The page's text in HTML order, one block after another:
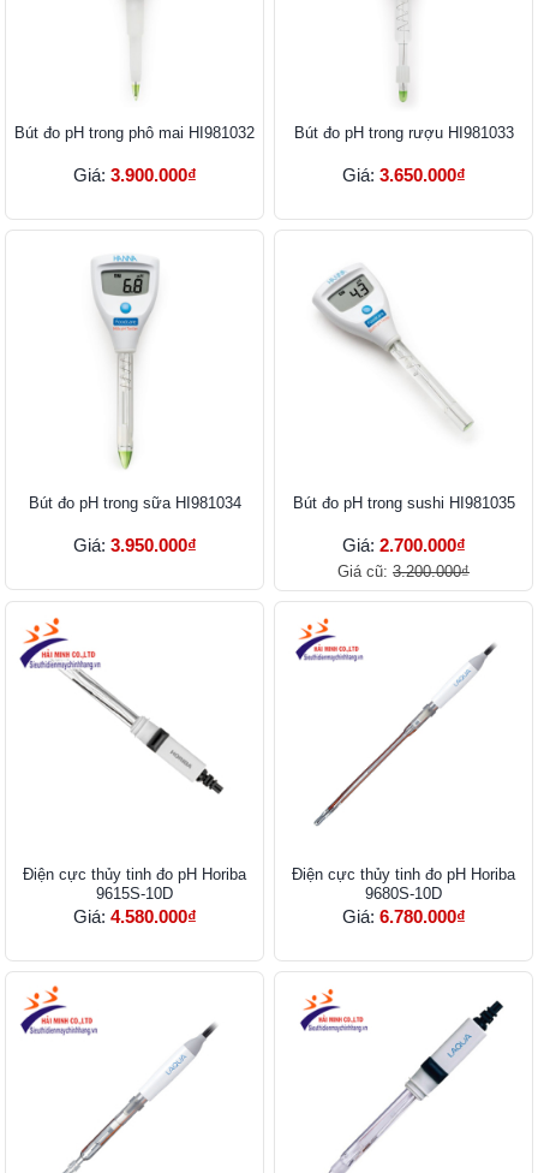
Bút đo pH trong phô mai HI981032
Giá: 3.900.000₫
Bút đo pH trong rượu HI981033
Giá: 3.650.000₫
Bút đo pH trong sữa HI981034
Giá: 3.950.000₫
Bút đo pH trong sushi HI981035
Giá: 2.700.000₫
Giá cũ: 3.200.000₫
Điện cực thủy tinh đo pH Horiba
9615S-10D
Giá: 4.580.000₫
Điện cực thủy tinh đo pH Horiba
9680S-10D
Giá: 6.780.000₫